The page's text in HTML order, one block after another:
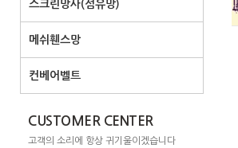
스크린망사(섬유망)
메쉬휀스망
컨베어벨트
CUSTOMER CENTER
고객의 소리에 항상 귀기울이겠습니다